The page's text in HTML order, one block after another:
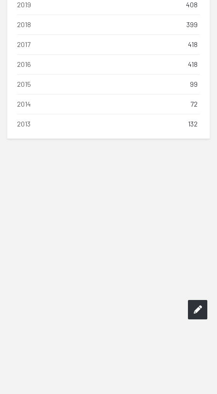
2019 408
2018 399
2017 418
2016 418
2015 99
2014 72
2013 132